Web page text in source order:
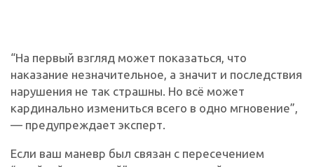
“На первый взгляд может показаться, что
наказание незначительное, а значит и последствия
нарушения не так страшны. Но всё может
кардинально измениться всего в одно мгновение”,
— предупреждает эксперт.
Если ваш маневр был связан с пересечением